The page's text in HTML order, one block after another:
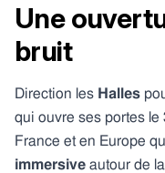
Une
bruit
Direction les Halles
qui ouvre ses portes le
France et en Europe
immersive autour de